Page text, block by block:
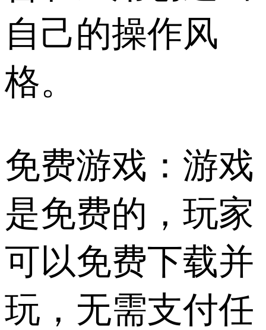
自己的操作风
格。
免费游戏：游戏
是免费的，玩家
可以免费下载并
玩，无需支付任